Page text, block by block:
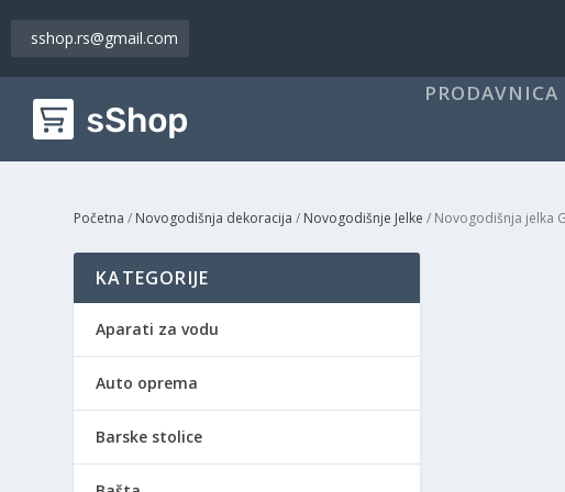
sshop.rs@gmail.com
PRODAVNICA
Početna / Novogodišnja dekoracija / Novogodišnje Jelke / Novogodišnja jelka
KATEGORIJE
Aparati za vodu
Auto oprema
Barske stolice